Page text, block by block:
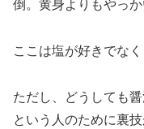
倒。黄身よりもやっか
ここは塩が好きでな
ただし、どうしても
という人のために裏技